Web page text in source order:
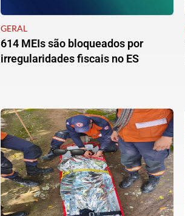
GERAL
614 MEIs são bloqueados por
irregularidades fiscais no ES